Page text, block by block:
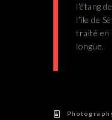
l’étang
l’île de
traité en
longue.